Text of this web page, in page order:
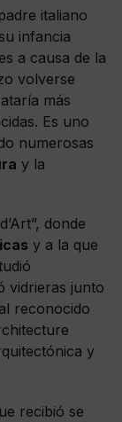
italiano
infancia
a causa de la
volverse
más
Es uno
numerosas
y la
donde
y a la que
vidrieras junto
reconocido
y
recibió se